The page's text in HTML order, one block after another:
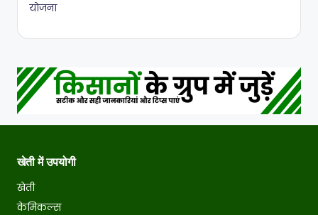
योजना
खेती में उपयोगी
खेती
केमिकल्स